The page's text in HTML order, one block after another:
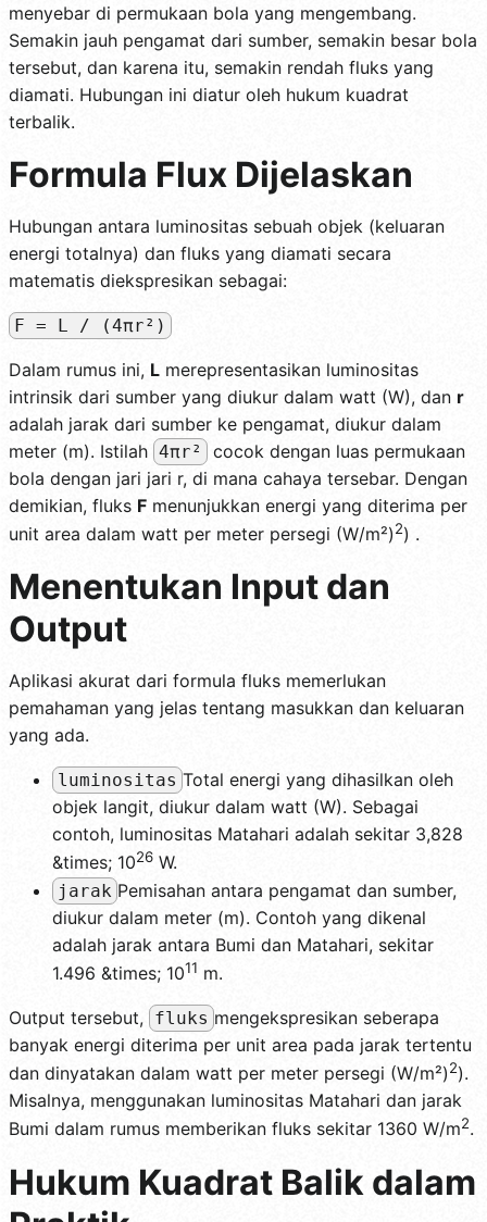
menyebar di permukaan bola yang mengembang.
Semakin jauh pengamat dari sumber, semakin besar bola
tersebut, dan karena itu, semakin rendah fluks yang
diamati. Hubungan ini diatur oleh hukum kuadrat
terbalik.
Formula Flux Dijelaskan
Hubungan antara luminositas sebuah objek (keluaran
energi totalnya) dan fluks yang diamati secara
matematis diekspresikan sebagai:
F = L / (4πr²)
Dalam rumus ini, L merepresentasikan luminositas
intrinsik dari sumber yang diukur dalam watt (W), dan r
adalah jarak dari sumber ke pengamat, diukur dalam
meter (m). Istilah 4πr²
cocok dengan luas permukaan
bola dengan jari jari r, di mana cahaya tersebar. Dengan
demikian, fluks F menunjukkan energi yang diterima per
unit area dalam watt per meter persegi (W/m²)2) .
Menentukan Input dan
Output
Aplikasi akurat dari formula fluks memerlukan
pemahaman yang jelas tentang masukkan dan keluaran
yang ada.
luminositas Total energi yang dihasilkan oleh
objek langit, diukur dalam watt (W). Sebagai
contoh, luminositas Matahari adalah sekitar 3,828
&times; 1026 W.
jarak Pemisahan antara pengamat dan sumber,
diukur dalam meter (m). Contoh yang dikenal
adalah jarak antara Bumi dan Matahari, sekitar
1.496 &times; 1011 m.
Output tersebut, fluks mengekspresikan seberapa
banyak energi diterima per unit area pada jarak tertentu
dan dinyatakan dalam watt per meter persegi (W/m²)2).
Misalnya, menggunakan luminositas Matahari dan jarak
Bumi dalam rumus memberikan fluks sekitar 1360 W/m2.
Hukum Kuadrat Balik dalam